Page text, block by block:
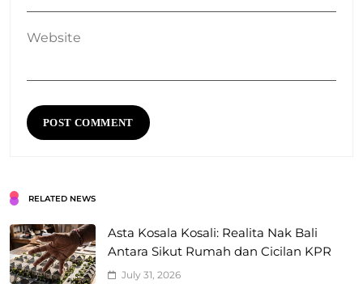
Website
RELATED NEWS
Asta Kosala Kosali: Realita Nak Bali
Antara Sikut Rumah dan Cicilan KPR
July 31, 2026